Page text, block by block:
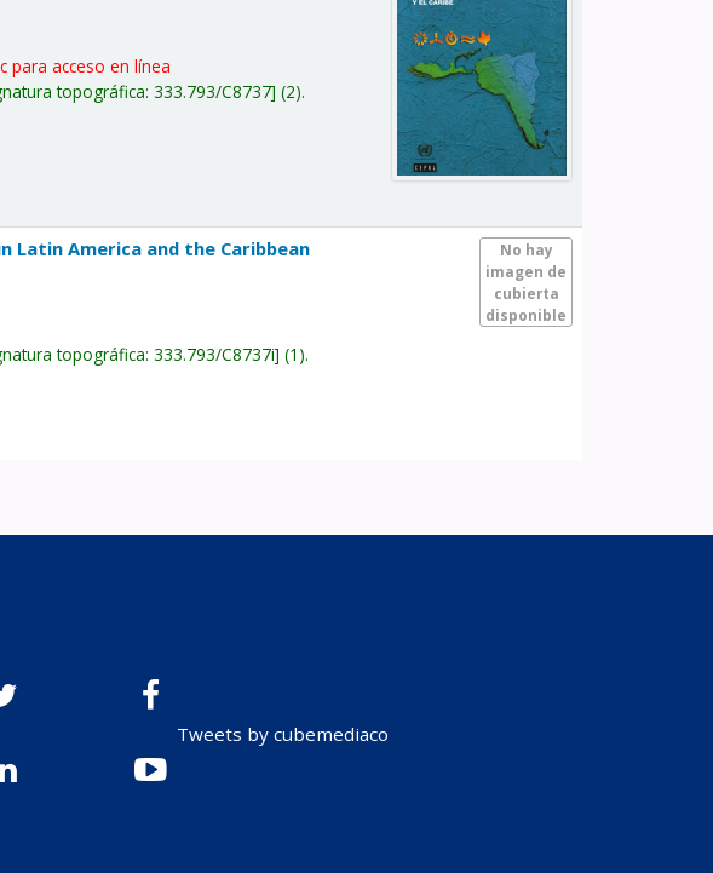
para acceso en línea
topográfica:333.793/C8737 (2).
No hay
imagen de
cubierta
disponible
Latin America and the Caribbean
topográfica:333.793/C8737i (1).
Tweets by cubemediaco